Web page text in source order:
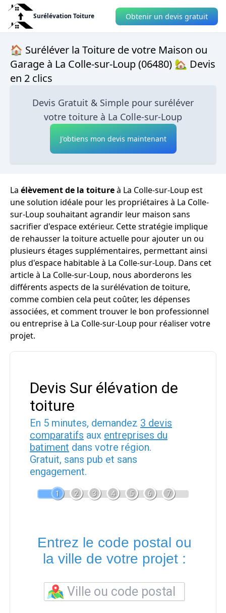
Surélévation Toiture Obtenir un devis gratuit
🏠 Suréléver la Toiture de votre Maison ou
Garage à La Colle-sur-Loup (06480) 🏡 Devis
en 2 clics
Devis Gratuit & Simple pour suréléver
votre toiture à La Colle-sur-Loup
J'obtiens mon devis maintenant
La élèvement de la toitureà La Colle-sur-Loup est
une solution idéale pour les propriétaires à La Colle-
sur-Loup souhaitant agrandir leur maison sans
sacrifier d'espace extérieur. Cette stratégie implique
de rehausser la toiture actuelle pour ajouter un ou
plusieurs étages supplémentaires, permettant ainsi
plus d'espace habitable à La Colle-sur-Loup. Dans cet
article à La Colle-sur-Loup, nous aborderons les
différents aspects de la surélévation de toiture,
comme combien cela peut coûter, les dépenses
associées, et comment trouver le bon professionnel
ou entreprise à La Colle-sur-Loup pour réaliser votre
projet.
Devis Sur élévation de
toiture
En 5 minutes, demandez 3 devis
comparatifs aux entreprises du
batiment dans votre région.
Gratuit, sans pub et sans
engagement.
1 2 3 4 5 6 7
Entrez le code postal ou
la ville de votre projet :